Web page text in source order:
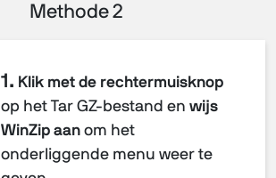
Methode 2
1. Klik met de rechtermuisknop
op het Tar GZ-bestand en wijs
WinZip aan om het
onderliggende menu weer te